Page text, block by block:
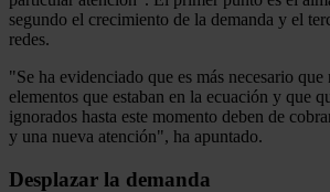
segundo el crecimiento de la demanda y el
redes.
"Se ha evidenciado que es más necesario que
elementos que estaban en la ecuación y que
ignorados hasta este momento deben de
y una nueva atención", ha apuntado.
Desplazar la demanda